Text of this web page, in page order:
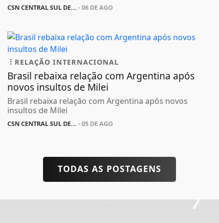
CSN CENTRAL SUL DE... - 06 DE AGO
RELAÇÃO INTERNACIONAL
Brasil rebaixa relação com Argentina após
novos insultos de Milei
Brasil rebaixa relação com Argentina após novos
insultos de Milei
CSN CENTRAL SUL DE... - 05 DE AGO
TODAS AS POSTAGENS